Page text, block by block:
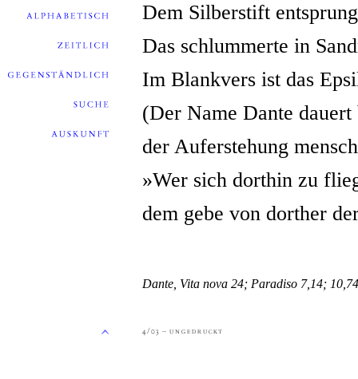
Dem Silberstift
Das schlummerte in
Im Blankvers ist das
(Der Name Dante
der Auferstehung
»Wer sich dorthin zu
dem gebe von dorther
Dante, Vita nova 24; Paradiso 7,14;